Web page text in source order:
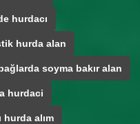
hurdacı
hurda alan
soyma bakır alan
hurdaci
hurda alım